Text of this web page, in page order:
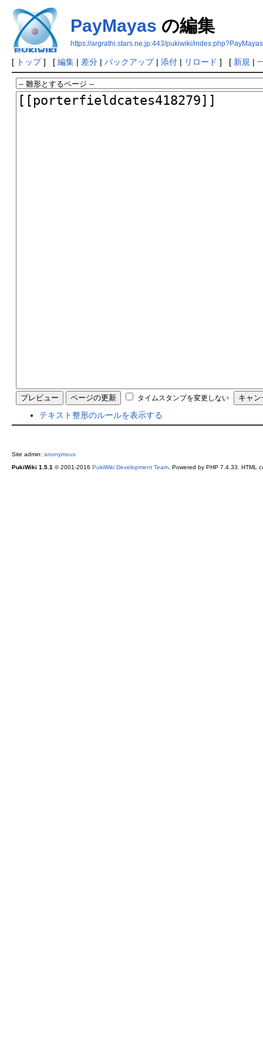
PayMayas の編集
https://argrathi.stars.ne.jp:443/pukiwiki/index.php?PayMayas
[ トップ] [ 編集| 差分| バックアップ| 添付| リロード ] [ 新規 |
タイムスタンプを変更しない
テキスト整形のルールを表示する
Site admin: anonymous
PukiWiki 1.5.1 © 2001-2016 PukiWiki Development Team. Powered by PHP 7.4.33. HTML